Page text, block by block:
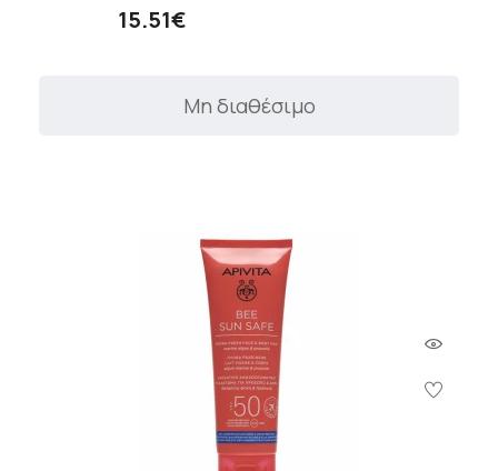
15.51€
Μη διαθέσιμο